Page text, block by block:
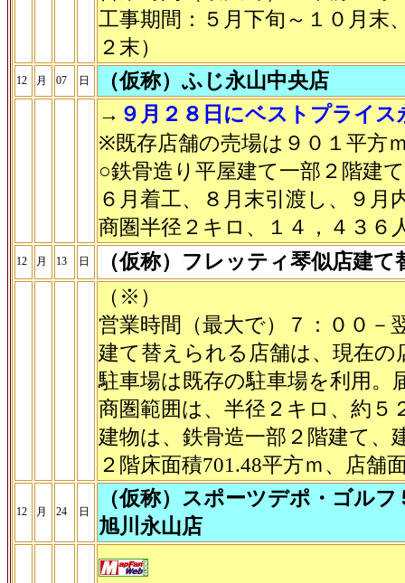
工事期間：５月下旬～１０月末
２末）
12 月 07 日
（仮称）ふじ永山中央店
→ ９月２８日にベストプライ
※既存店舗の売場は９０１平方
○鉄骨造り平屋建て一部２階建
６月着工、８月末引渡し、９月
商圏半径２キロ、１４，４３６
12 月 13 日
（仮称）フレッティ琴似店建て
（※）
営業時間（最大で）７：００
建て替えられる店舗は、現在
駐車場は既存の駐車場を利用。
商圏範囲は、半径２キロ、約５
建物は、鉄骨造一部２階建て、
２階床面積701.48平方ｍ、店舗
12 月 24 日
（仮称）スポーツデポ・ゴルフ
旭川永山店